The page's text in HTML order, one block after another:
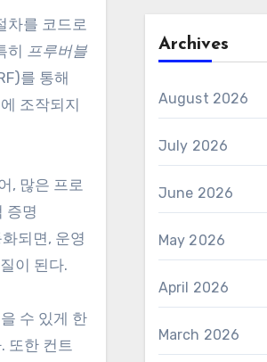
차를 코드로
히 프루버블
를 통해
조작되지
, 많은 프로
증명
되면, 운영
이 된다.
수 있게 한
또한 컨트
Archives
August 2026
July 2026
June 2026
May 2026
April 2026
March 2026